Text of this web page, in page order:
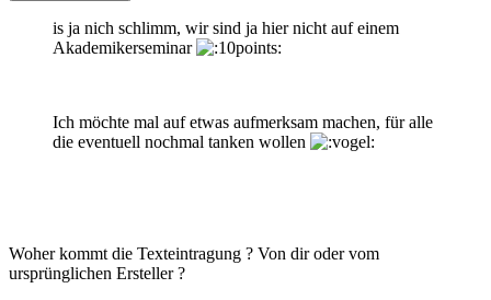
is ja nich schlimm, wir sind ja hier nicht auf einem
Akademikerseminar
Ich möchte mal auf etwas aufmerksam machen, für alle
die eventuell nochmal tanken wollen
Woher kommt die Texteintragung ? Von dir oder vom
ursprünglichen Ersteller ?